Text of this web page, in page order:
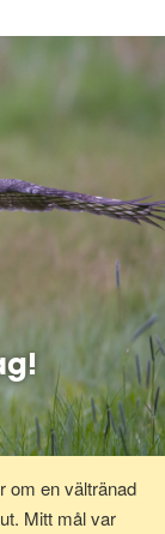
om en vältränad
Mitt mål var